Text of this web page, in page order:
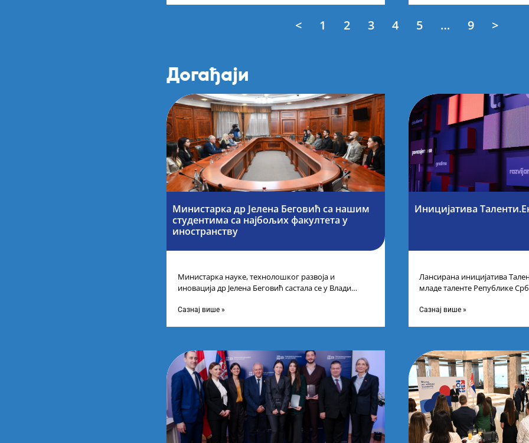
< 1 2 3 4 5 … 9 >
Догађаји
Министарка др Јелена Беговић са нашим
студентима са најбољих факултета у
иностранству
Министарка науке, технолошког развоја и
иновација др Јелена Беговић састала се у Влади
Сазнај више »
Иницијатива
Лансирана иницијатива
младе таленте Републике
догађају су се
Сазнај више »